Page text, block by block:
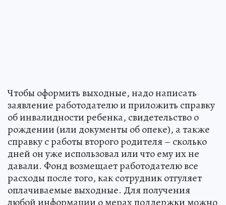
Чтобы оформить выходные, надо написать
заявление работодателю и приложить справку
об инвалидности ребенка, свидетельство о
рождении (или документы об опеке), а также
справку с работы второго родителя – сколько
дней он уже использовал или что ему их не
давали. Фонд возмещает работодателю все
расходы после того, как сотрудник отгуляет
оплачиваемые выходные. Для получения